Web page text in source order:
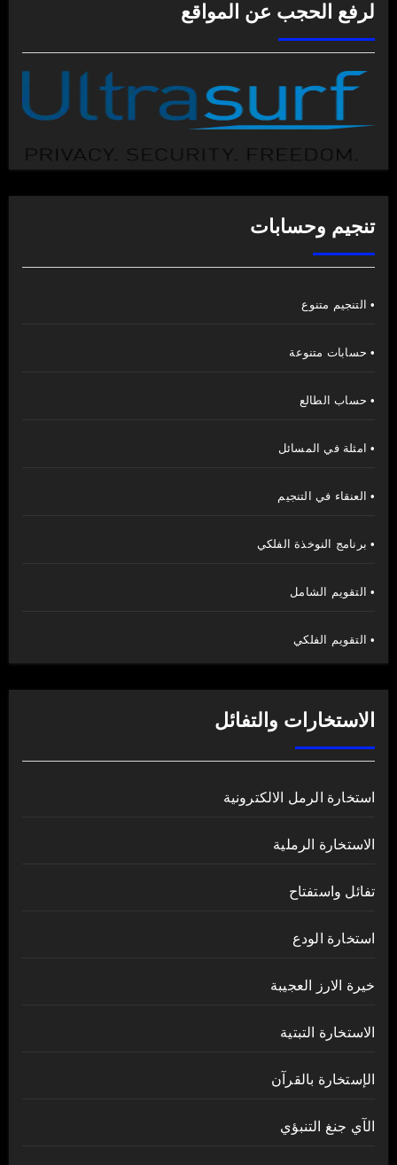
لرفع الحجب عن المواقع
تنجيم وحسابات
• التنجيم متنوع
• حسابات متنوعة
• حساب الطالع
• امثلة في المسائل
• العنقاء في التنجيم
• برنامج النوخذة الفلكي
• التقويم الشامل
• التقويم الفلكي
الاستخارات والتفائل
استخارة الرمل الالكترونية
الاستخارة الرملية
تفائل واستفتاح
استخارة الودع
خيرة الارز العجيبة
الاستخارة التبتية
الإستخارة بالقرآن
الآي جنغ التنبؤي